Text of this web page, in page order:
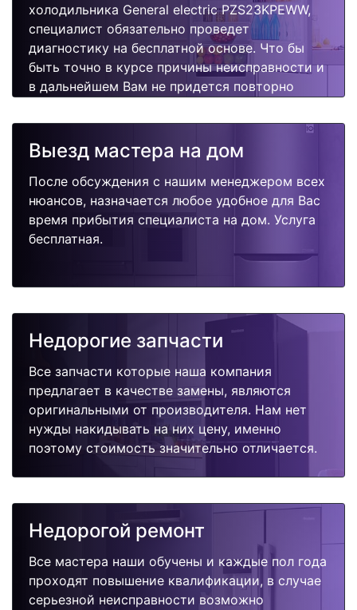
холодильника General electric PZS23KPEWW,
специалист обязательно проведет
диагностику на бесплатной основе. Что бы
быть точно в курсе причины неисправности и
в дальнейшем Вам не придется повторно
поломок.
Выезд мастера на дом
После обсуждения с нашим менеджером всех
нюансов, назначается любое удобное для Вас
время прибытия специалиста на дом. Услуга
бесплатная.
Недорогие запчасти
Все запчасти которые наша компания
предлагает в качестве замены, являются
оригинальными от производителя. Нам нет
нужды накидывать на них цену, именно
поэтому стоимость значительно отличается.
Недорогой ремонт
Все мастера наши обучены и каждые пол года
проходят повышение квалификации, в случае
серьезной неисправности возможно